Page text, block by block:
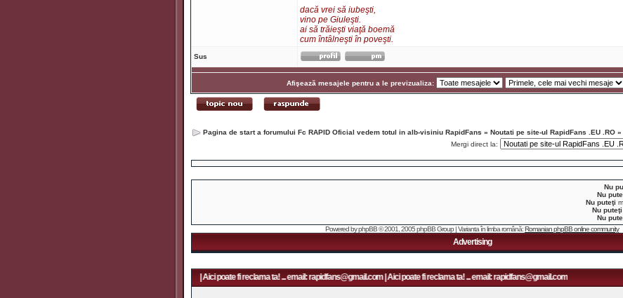
dacă vrei să iubeşti,
vino pe Giuleşti.
ai să trăieşti viaţă boemă
cum întâlneşti în poveşti.
Sus
Afişează mesajele pentru a le previzualiza:
Pagina de start a forumului Fc RAPID Oficial vedem totul in alb-visiniu RapidFans » Noutati pe site-ul RapidFans .EU .RO »
Mergi direct la:
Nu
Nu
Nu puteţi
Nu puteţi
Nu
Powered byphpBB© 2001, 2005 phpBB Group | Varianta în limba română:Romanian phpBB online community
Advertising
fi reclama ta! ... email: rapidfans@gmail.com | Aici poate fi reclama ta! ... email: rapidfans@gmail.com | Aici poate fi reclama ta! ... email: rapidfans@gmail.com